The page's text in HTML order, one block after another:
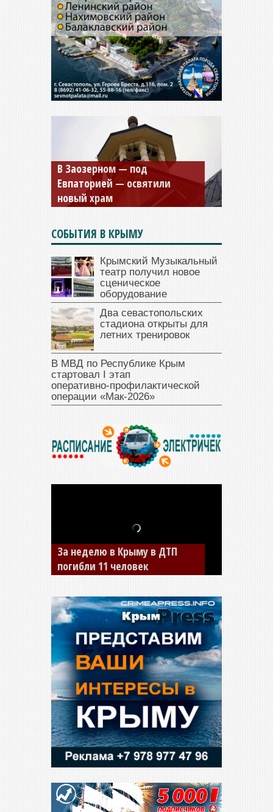
Мужской монастырь Косьмы
и Дамиана в Крыму вновь
открыт для посещения
СОБЫТИЯ В КРЫМУ
Крымский Музыкальный
театр получил новое
сценическое
оборудование
Два севастопольских
стадиона открыты для
летних тренировок
В МВД по Республике Крым
стартовал I этап
оперативно‑профилактической
операции «Мак‑2026»
В Джанкое водитель ВАЗа
сбил двух детей на «зебре»